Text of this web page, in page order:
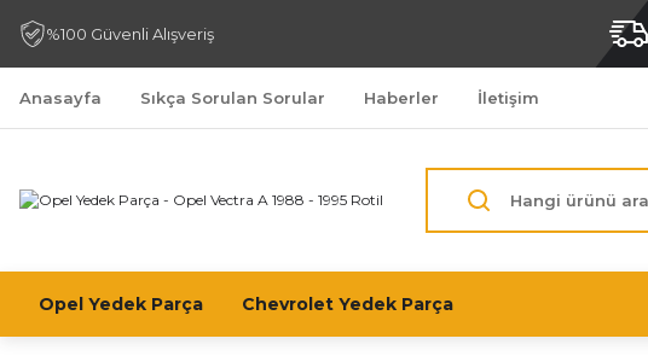
%100 Güvenli Alışveriş
Anasayfa Sıkça Sorulan Sorular Haberler İletişim
Opel Yedek Parça Chevrolet Yedek Parça